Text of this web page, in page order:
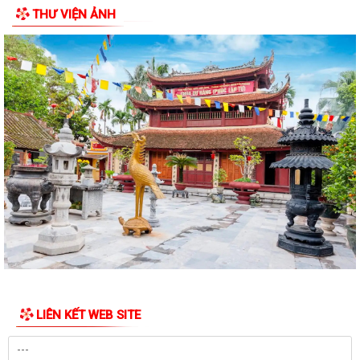
Về việc ủy quyền thực hiện nhiệm vụ thuộc thẩm quyền của Ủy ban
nhân dân thành phố trong việc giải...
Quyết định số 2569/QĐ-UBND ngày 03/7/2026 của Uỷ ban nhân dân
thành phố Hải Phòng về việc công bố...
QĐ ban hành Nội quy tiếp công dân tại trụ sở UBND xã Hùng Thắng
Kế hoạch tiếp công dân 6 tháng cuối năm 2026 của Chủ tịch Ủy ban
nhân dân xã Hùng Thắng
Quyết định ban hành Quy chế tiếp công dân của Chủ tịch UBND xã
Hùng Thắng
XÃ HÙNG THẮNG TỔ CHỨC LỄ CHÀO CỜ ĐẦU THÁNG 7 NĂM 2026
V/v triển khai thực hiện Quyết định số 51/2026/QĐ-UBND ngày
26/6/2026 của UBND thành phố ban hành...
THƯ VIỆN ẢNH
LIÊN KẾT WEB SITE